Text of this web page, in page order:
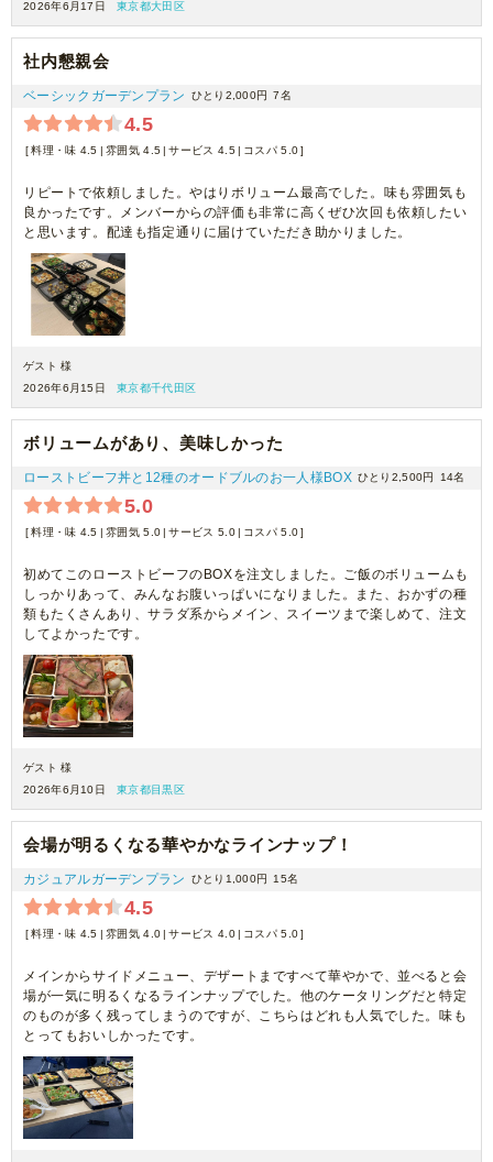
2026年6月17日
東京都大田区
社内懇親会
ベーシックガーデンプラン ひとり2,000円 7名
4.5
料理・味 4.5 雰囲気 4.5 サービス 4.5 コスパ 5.0
リピートで依頼しました。やはりボリューム最高でした。味も雰囲気も
良かったです。メンバーからの評価も非常に高くぜひ次回も依頼したい
と思います。配達も指定通りに届けていただき助かりました。
ゲスト 様
2026年6月15日
東京都千代田区
ボリュームがあり、美味しかった
ローストビーフ丼と12種のオードブルのお一人様BOX ひとり2,500円 14名
5.0
料理・味 4.5 雰囲気 5.0 サービス 5.0 コスパ 5.0
初めてこのローストビーフのBOXを注文しました。ご飯のボリュームも
しっかりあって、みんなお腹いっぱいになりました。また、おかずの種
類もたくさんあり、サラダ系からメイン、スイーツまで楽しめて、注文
してよかったです。
ゲスト 様
2026年6月10日
東京都目黒区
会場が明るくなる華やかなラインナップ！
カジュアルガーデンプラン ひとり1,000円 15名
4.5
料理・味 4.5 雰囲気 4.0 サービス 4.0 コスパ 5.0
メインからサイドメニュー、デザートまですべて華やかで、並べると会
場が一気に明るくなるラインナップでした。他のケータリングだと特定
のものが多く残ってしまうのですが、こちらはどれも人気でした。味も
とってもおいしかったです。